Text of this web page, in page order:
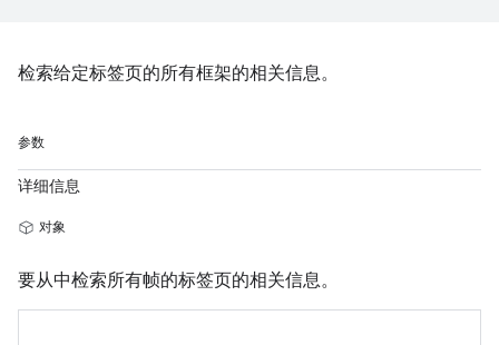
检索给定标签页的所有框架的相关信息。
参数
详细信息
对象
要从中检索所有帧的标签页的相关信息。